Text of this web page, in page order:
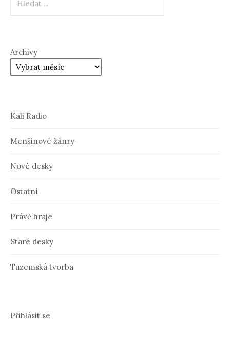
Archivy
Kali Radio
Menšinové žánry
Nové desky
Ostatní
Právě hraje
Staré desky
Tuzemská tvorba
Přihlásit se